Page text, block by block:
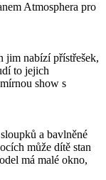
Atmosphera pro
jim nabízí přístřešek,
to jejich
show s
a bavlněné
může dítě stan
má malé okno,